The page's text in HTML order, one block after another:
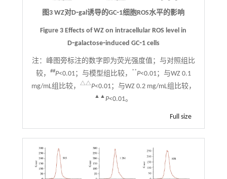
图3 WZ对D⁃gal诱导的GC⁃1细胞ROS水平的影响
Figure 3 Effects of WZ on intracellular ROS level in
D⁃galactose⁃induced GC⁃1 cells
注： 峰图旁标注的数字即为荧光强度值；与对照组比
较，
##P<0.01；与模型组比较， **P<0.01；与WZ 0.1
mg/mL组比较，
△△P<0.01；与WZ 0.2 mg/mL组比较，
▲▲ P<0.01。
Full size